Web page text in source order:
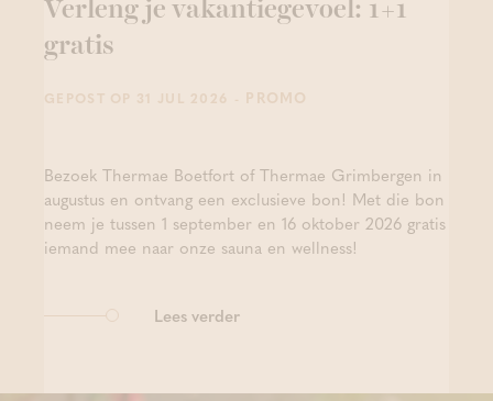
Verleng je vakantiegevoel: 1+1
gratis
GEPOST OP 31 JUL 2026 - PROMO
Bezoek Thermae Boetfort of Thermae Grimbergen in
augustus en ontvang een exclusieve bon! Met die bon
neem je tussen 1 september en 16 oktober 2026 gratis
iemand mee naar onze sauna en wellness!
Lees verder